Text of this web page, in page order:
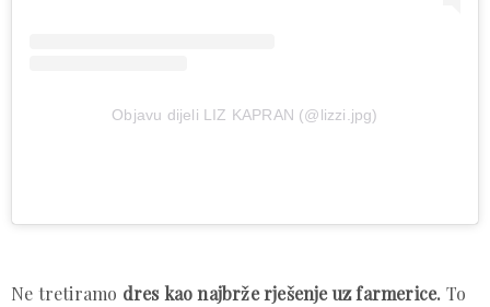
Objavu dijeli LIZ KAPRAN (@lizzi.jpg)
Ne tretiramo dres kao najbrže rješenje uz farmerice. To